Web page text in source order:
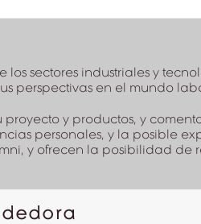
sectores industriales y
perspectivas en el mundo
proyecto y productos, y
personales, y la posible
y ofrecen la posibilidad de